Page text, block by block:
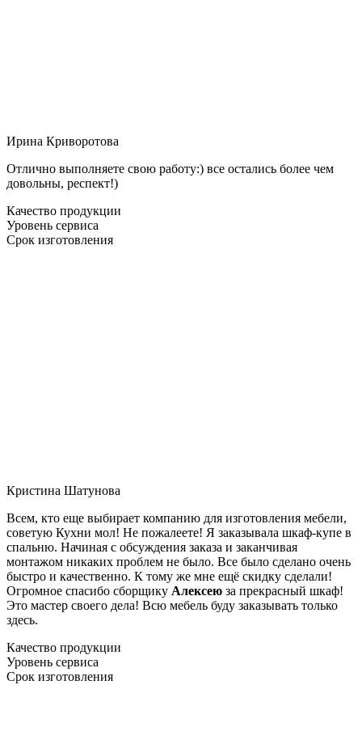
Ирина Криворотова
Отлично выполняете свою работу:) все остались более чем
довольны, респект!)
Качество продукции
Уровень сервиса
Срок изготовления
Кристина Шатунова
Всем, кто еще выбирает компанию для изготовления мебели,
советую Кухни мол! Не пожалеете! Я заказывала шкаф-купе в
спальню. Начиная с обсуждения заказа и заканчивая
монтажом никаких проблем не было. Все было сделано очень
быстро и качественно. К тому же мне ещё скидку сделали!
Огромное спасибо сборщику Алексею за прекрасный шкаф!
Это мастер своего дела! Всю мебель буду заказывать только
здесь.
Качество продукции
Уровень сервиса
Срок изготовления